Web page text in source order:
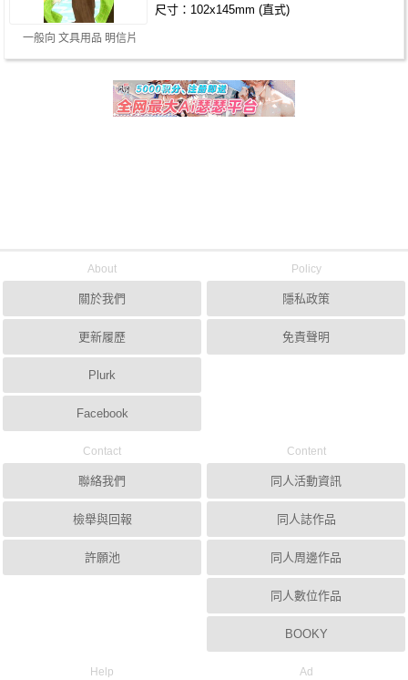
一般向 文具用品 明信片
尺寸：102x145mm (直式)
About
關於我們
更新履歷
Plurk
Facebook
Policy
隱私政策
免責聲明
Contact
聯絡我們
檢舉與回報
許願池
Content
同人活動資訊
同人誌作品
同人周邊作品
同人數位作品
BOOKY
Help Ad